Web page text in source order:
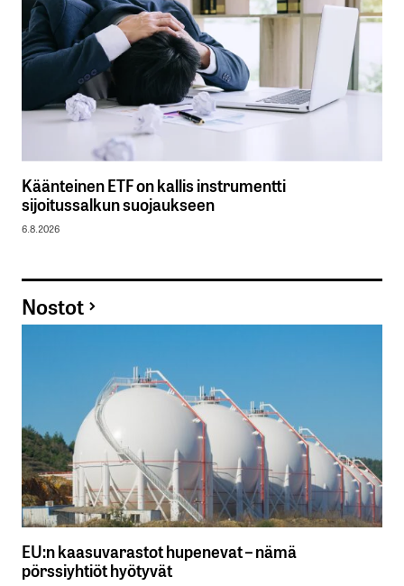
Käänteinen ETF on kallis instrumentti
sijoitussalkun suojaukseen
6.8.2026
Nostot
EU:n kaasuvarastot hupenevat – nämä
pörssiyhtiöt hyötyvät